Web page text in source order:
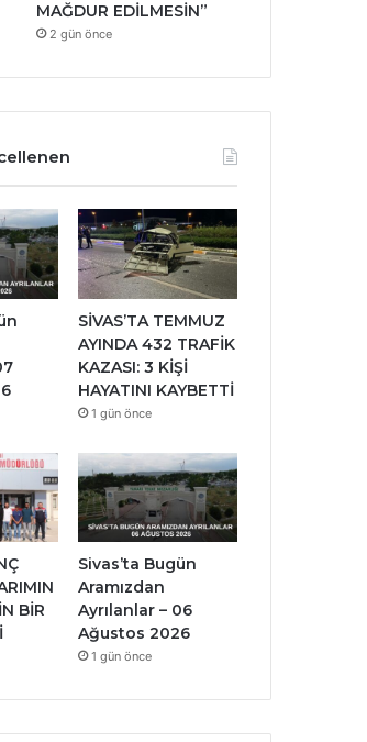
MAĞDUR EDİLMESİN”
2 gün önce
SİVAS’TA TEMMUZ
AYINDA 432 TRAFİK
KAZASI: 3 KİŞİ
HAYATINI KAYBETTİ
1 gün önce
BİR
Sivas’ta Bugün
Aramızdan
Ayrılanlar – 06
Ağustos 2026
1 gün önce